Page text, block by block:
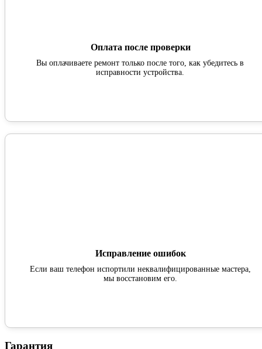
Оплата после проверки
Вы оплачиваете ремонт только после того, как убедитесь в
исправности устройства.
Исправление ошибок
Если ваш телефон испортили неквалифицированные мастера,
мы восстановим его.
Гарантия